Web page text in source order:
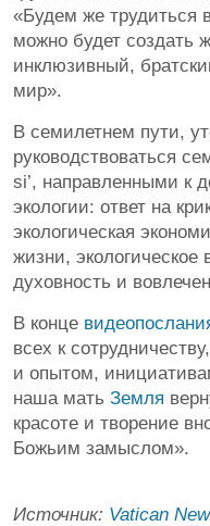
«Будем же трудиться
можно будет создать
инклюзивный,
мир».
В семилетнем пути,
руководствоваться
si’, направленными к
экологии: ответ на
экологическая
жизни, экологическое
духовность и
В конце
всех к
и опытом,
наша мать Земля
красоте и творение
Божьим замыслом».
Источник: Vatican